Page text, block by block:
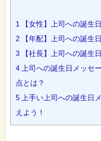
1 【女性】上司への誕生
2 【年配】上司への誕生
3 【社長】上司への誕生
4 上司への誕生日メッセ
点とは？
5 上手い上司への誕生日
えよう！